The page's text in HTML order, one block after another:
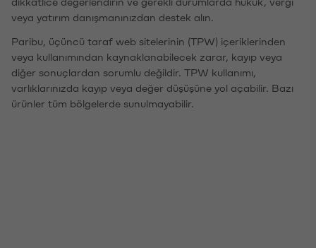
veya yatırım danışmanınızdan destek alın.
Paribu, üçüncü taraf web sitelerinin (TPW) içeriklerinden
veya kullanımından kaynaklanabilecek zarar, kayıp veya
diğer sonuçlardan sorumlu değildir. TPW kullanımı,
varlıklarınızda kayıp veya değer düşüşüne yol açabilir. Bazı
ürünler tüm bölgelerde sunulmayabilir.